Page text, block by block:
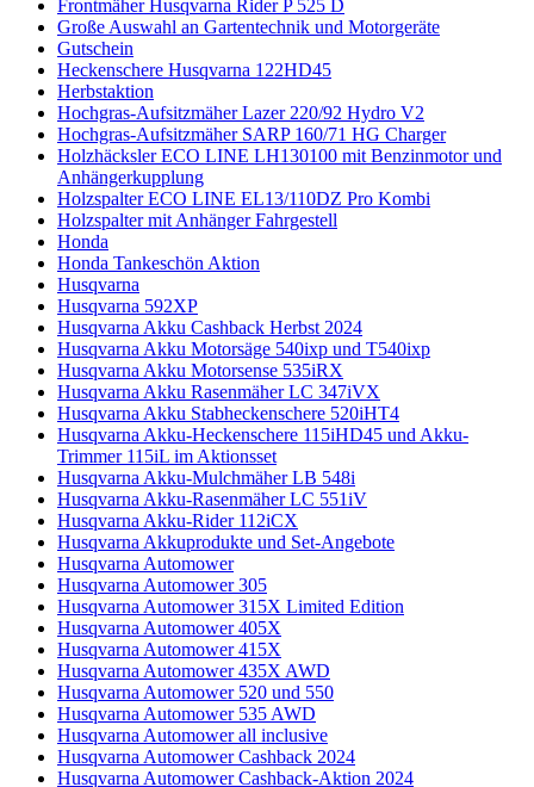
Frontmäher Husqvarna Rider P 525 D
Große Auswahl an Gartentechnik und Motorgeräte
Gutschein
Heckenschere Husqvarna 122HD45
Herbstaktion
Hochgras-Aufsitzmäher Lazer 220/92 Hydro V2
Hochgras-Aufsitzmäher SARP 160/71 HG Charger
Holzhäcksler ECO LINE LH130100 mit Benzinmotor und
Anhängerkupplung
Holzspalter ECO LINE EL13/110DZ Pro Kombi
Holzspalter mit Anhänger Fahrgestell
Honda
Honda Tankeschön Aktion
Husqvarna
Husqvarna 592XP
Husqvarna Akku Cashback Herbst 2024
Husqvarna Akku Motorsäge 540ixp und T540ixp
Husqvarna Akku Motorsense 535iRX
Husqvarna Akku Rasenmäher LC 347iVX
Husqvarna Akku Stabheckenschere 520iHT4
Husqvarna Akku-Heckenschere 115iHD45 und Akku-
Trimmer 115iL im Aktionsset
Husqvarna Akku-Mulchmäher LB 548i
Husqvarna Akku-Rasenmäher LC 551iV
Husqvarna Akku-Rider 112iCX
Husqvarna Akkuprodukte und Set-Angebote
Husqvarna Automower
Husqvarna Automower 305
Husqvarna Automower 315X Limited Edition
Husqvarna Automower 405X
Husqvarna Automower 415X
Husqvarna Automower 435X AWD
Husqvarna Automower 520 und 550
Husqvarna Automower 535 AWD
Husqvarna Automower all inclusive
Husqvarna Automower Cashback 2024
Husqvarna Automower Cashback-Aktion 2024